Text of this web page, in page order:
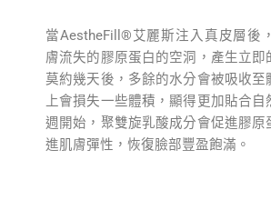
當AestheFill®艾麗斯注入真皮層後
膚流失的膠原蛋白的空洞，產生立即
莫約幾天後，多餘的水分會被吸收至
上會損失⼀些體積，顯得更加貼合
週開始，聚雙旋乳酸成分會促進膠原
進肌膚彈性，恢復臉部豐盈飽滿。